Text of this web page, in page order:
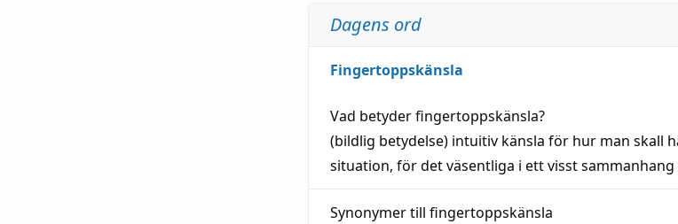
Dagens ord
Fingertoppskänsla
Vad betyderfingertoppskänsla?
(bildlig betydelse) intuitiv känsla för hur man skall
situation, för det väsentliga i ett visstsammanhang
Synonymer till fingertoppskänsla